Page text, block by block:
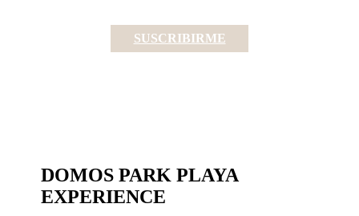
SUSCRIBIRME
DOMOS PARKPLAYA
EXPERIENCE